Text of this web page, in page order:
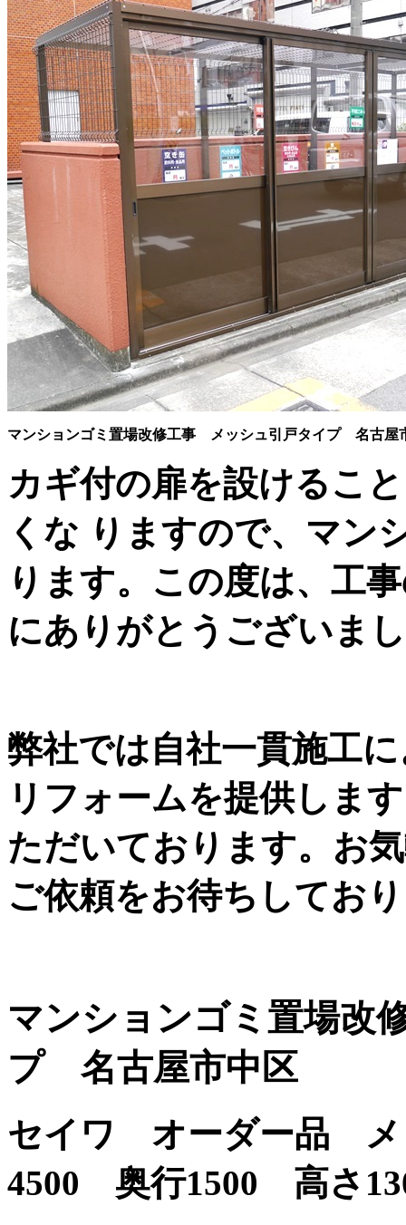
マンションゴミ置場改修工事 メッシュ引戸タイプ 名古屋
カギ付の扉を設けるこ
くな りますので、マン
ります。この度は、工
にありがとうございま
弊社では自社一貫施工
リフォームを提供しま
ただいております。お
ご依頼をお待ちしてお
マンションゴミ置場改
プ 名古屋市中区
セイワ オーダー品 メ
4500 奥行1500 高さ